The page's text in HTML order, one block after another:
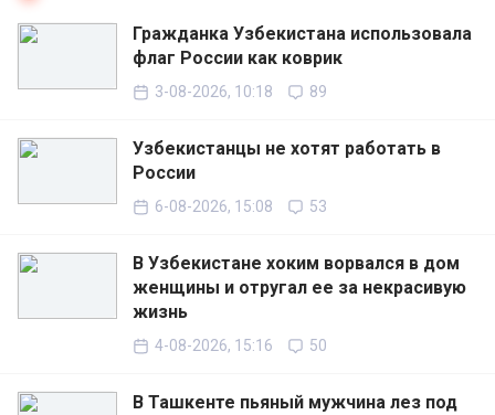
Гражданка Узбекистана использовала
флаг России как коврик
3-08-2026, 10:18 89
Узбекистанцы не хотят работать в
России
6-08-2026, 15:08 53
В Узбекистане хоким ворвался в дом
женщины и отругал ее за некрасивую
жизнь
4-08-2026, 15:16 50
В Ташкенте пьяный мужчина лез под